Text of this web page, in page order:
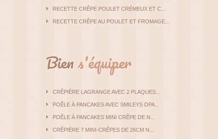
RECETTE CRÊPE POULET CRÉMEUX ET C...
RECETTE CRÊPE AU POULET ET FROMAGE...
Biens'équiper
CRÊPIÈRE LAGRANGE AVEC 2 PLAQUES...
POÊLE À PANCAKES AVEC SMILEYS OPA...
POÊLE À PANCAKES MINI CRÊPE DE N...
CRÊPIÈRE 7 MINI-CRÊPES DE 26CM N...